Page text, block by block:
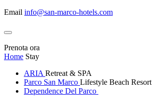
Email info@san-marco-hotels.com
Prenota ora
Home Stay
ARIA Retreat & SPA
Parco San Marco Lifestyle Beach Resort
Dependence Del Parco